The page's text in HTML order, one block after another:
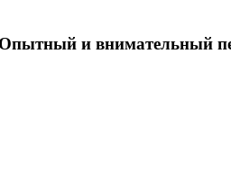
и внимательный